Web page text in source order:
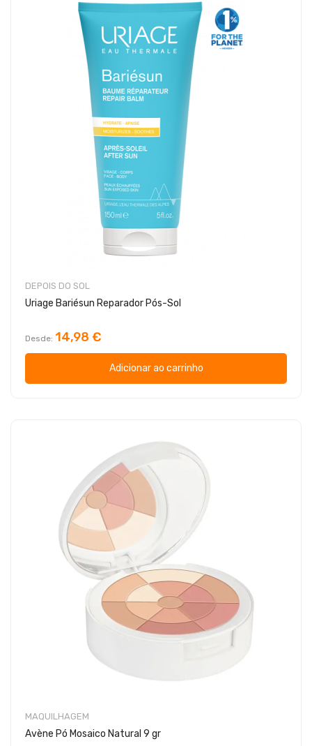
DEPOIS DO SOL
Uriage Bariésun Reparador Pós-Sol
Desde 14,98 €
Adicionar ao carrinho
MAQUILHAGEM
Avène Pó Mosaico Natural 9 gr